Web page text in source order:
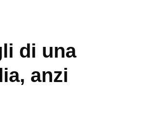
di una
anzi